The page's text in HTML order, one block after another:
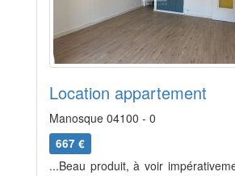
Location appartement
Manosque 04100 - 0
667 €
...Beau produit, à voir